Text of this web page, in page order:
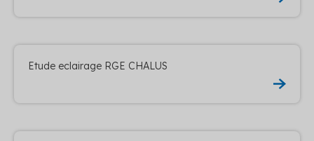
Etude eclairage RGE CHALUS